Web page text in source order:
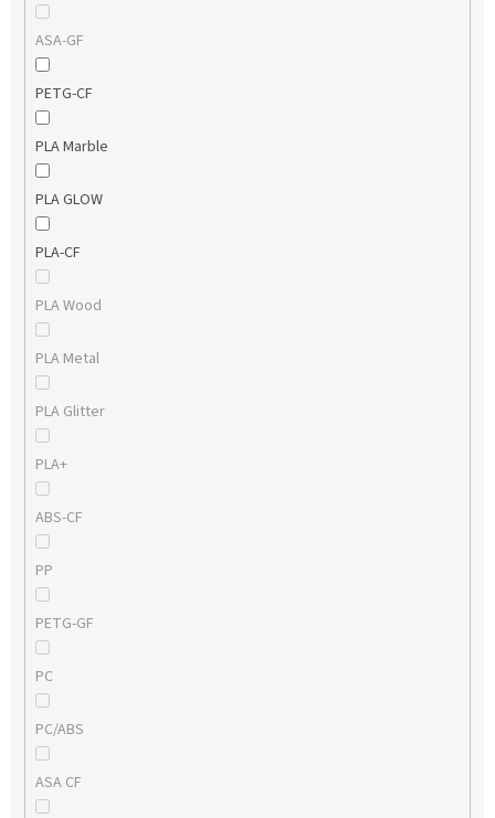
ASA-GF
PETG-CF
PLA Marble
PLA GLOW
PLA-CF
PLA Wood
PLA Metal
PLA Glitter
PLA+
ABS-CF
PP
PETG-GF
PC
PC/ABS
ASA CF